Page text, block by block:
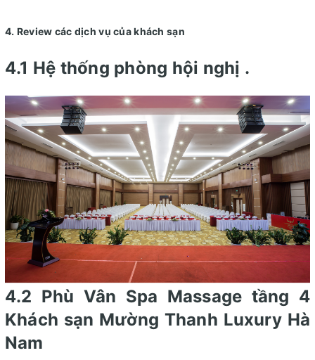
4. Review các dịch vụ của khách sạn
4.1 Hệ thống phòng hội nghị .
4.2 Phù Vân Spa Massage tầng 4
Khách sạn Mường Thanh Luxury Hà
Nam